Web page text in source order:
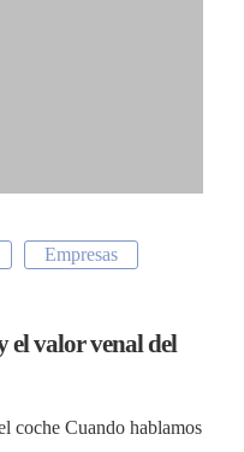
Empresas
el valor venal del
coche Cuando hablamos